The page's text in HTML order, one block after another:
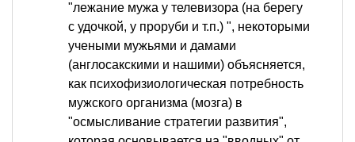
"лежание мужа у телевизора (на берегу
с удочкой, у проруби и т.п.) ", некоторыми
учеными мужьями и дамами
(англосакскими и нашими) объясняется,
как психофизиологическая потребность
мужского организма (мозга) в
"осмысливание стратегии развития",